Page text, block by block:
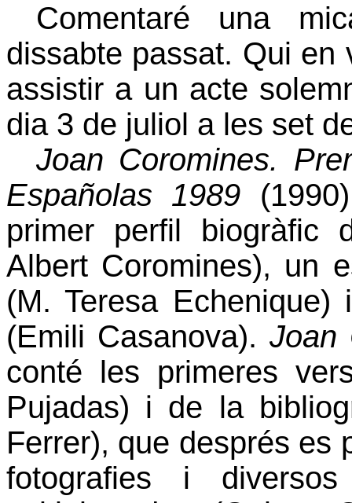
Comentaré una
dissabte passat. Qui en
assistir a un acte
dia 3 de juliol a les set
Joan Coromines.
Españolas 1989
primer perfil biogràfic
Albert Coromines), un
(M. Teresa
(Emili Casanova). Joan
conté les primeres
Pujadas) i de la
Ferrer), que després es
fotografies i